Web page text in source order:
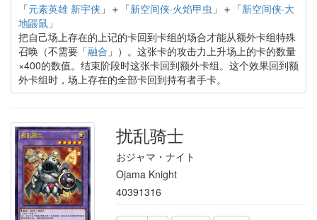
「元素英雄 新宇侠」＋「新空间侠·火焰甲虫 」＋「新空间侠·大
地鼹鼠 」
把自己场上存在的上记的卡回到卡组的场合才能从额外卡组特殊
召唤（不需要「融合 」）。这张卡的攻击力上升场上的卡的数量
×400的数值。结束阶段时这张卡回到额外卡组。这个效果回到额
外卡组时，场上存在的全部卡回到持有者手卡。
扰乱骑士
おジャマ・ナイト
Ojama Knight
40391316